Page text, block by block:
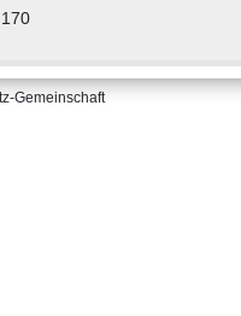
Gemeinschaft